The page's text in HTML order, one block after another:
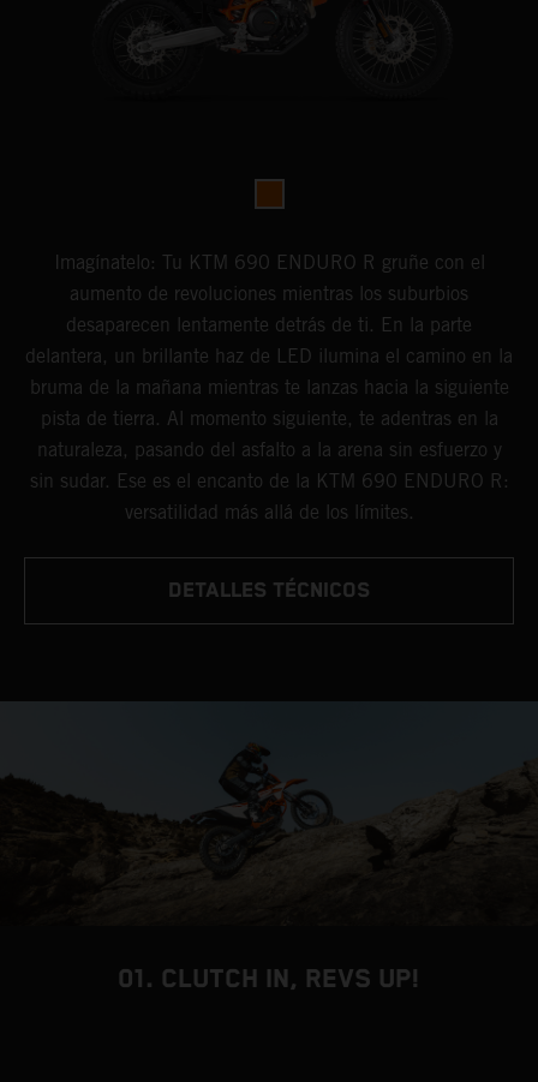
Imagínatelo: Tu KTM 690 ENDURO R gruñe con el
aumento de revoluciones mientras los suburbios
desaparecen lentamente detrás de ti. En la parte
delantera, un brillante haz de LED ilumina el camino en la
bruma de la mañana mientras te lanzas hacia la siguiente
pista de tierra. Al momento siguiente, te adentras en la
naturaleza, pasando del asfalto a la arena sin esfuerzo y
sin sudar. Ese es el encanto de la KTM 690 ENDURO R:
versatilidad más allá de los límites.
DETALLES TÉCNICOS
01. CLUTCH IN, REVS UP!